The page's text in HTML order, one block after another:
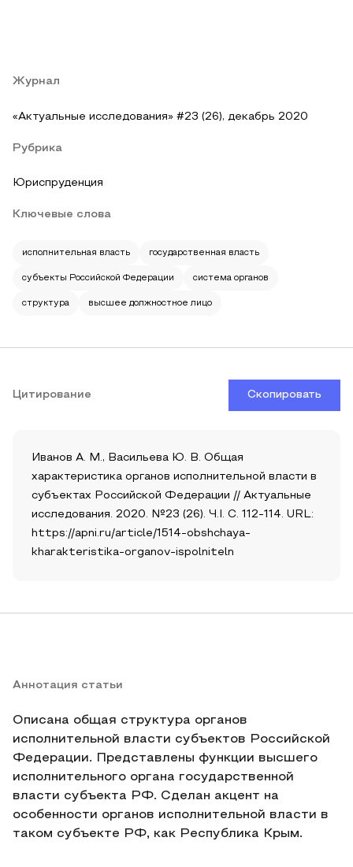
Журнал
«Актуальные исследования» #23 (26), декабрь 2020
Рубрика
Юриспруденция
Ключевые слова
исполнительная власть государственная власть
субъекты Российской Федерации система органов
структура высшее должностное лицо
Цитирование Скопировать
Иванов А. М., Васильева Ю. В. Общая
характеристика органов исполнительной власти в
субъектах Российской Федерации // Актуальные
исследования. 2020. №23 (26). Ч.I. С. 112-114. URL:
https://apni.ru/article/1514-obshchaya-
kharakteristika-organov-ispolniteln
Аннотация статьи
Описана общая структура органов
исполнительной власти субъектов Российской
Федерации. Представлены функции высшего
исполнительного органа государственной
власти субъекта РФ. Сделан акцент на
особенности органов исполнительной власти в
таком субъекте РФ, как Республика Крым.